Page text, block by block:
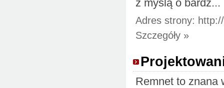
z myślą o bardz...
Adres strony:
Szczegóły »
Remnet to znana